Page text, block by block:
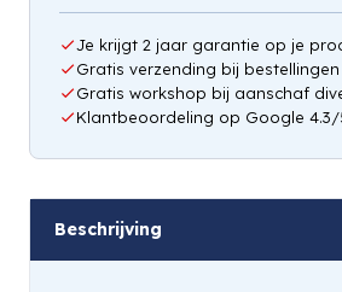
Je krijgt 2 jaar garantie op je
Gratis verzending bij
Gratis workshop bij aanschaf
Klantbeoordeling op Google 4.3/
Beschrijving